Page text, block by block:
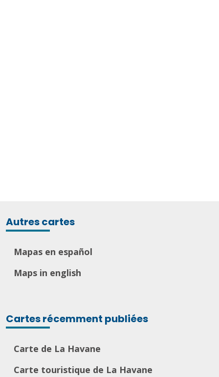
Autres cartes
Mapas en español
Maps in english
Cartes récemment publiées
Carte de La Havane
Carte touristique de La Havane